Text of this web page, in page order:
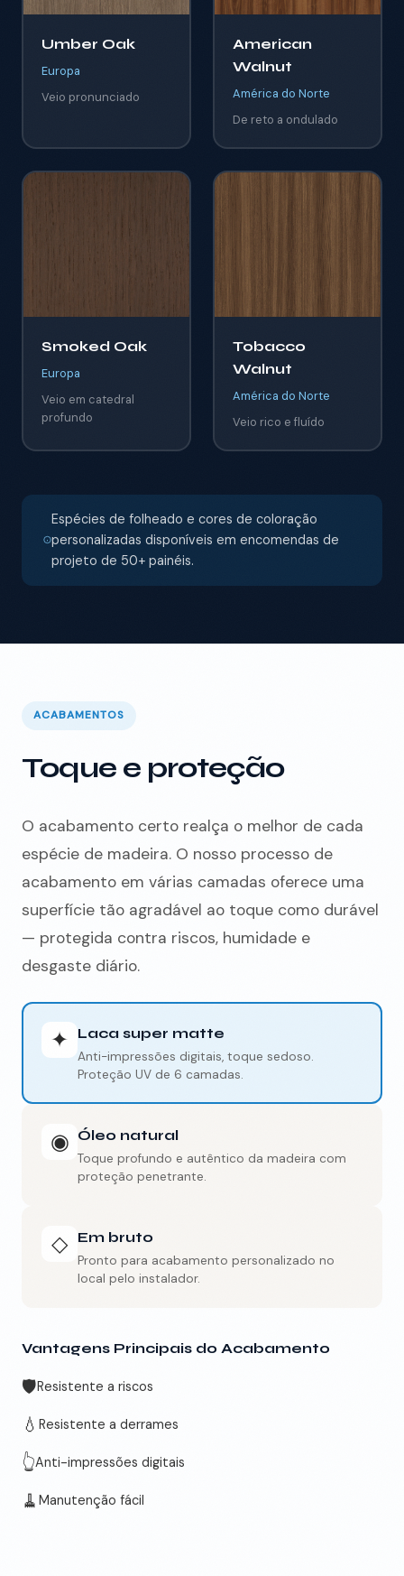
Umber Oak
Europa
Veio pronunciado
American
Walnut
América do Norte
De reto a ondulado
Smoked Oak
Europa
Veio em catedral
profundo
Tobacco
Walnut
América do Norte
Veio rico e fluído
Espécies de folheado e cores de coloração
personalizadas disponíveis em encomendas de
projeto de 50+ painéis.
ACABAMENTOS
Toque e proteção
O acabamento certo realça o melhor de cada
espécie de madeira. O nosso processo de
acabamento em várias camadas oferece uma
superfície tão agradável ao toque como durável
— protegida contra riscos, humidade e
desgaste diário.
✦ Laca super matte
Anti-impressões digitais, toque sedoso.
Proteção UV de 6 camadas.
◉ Óleo natural
Toque profundo e autêntico da madeira com
proteção penetrante.
◇ Em bruto
Pronto para acabamento personalizado no
local pelo instalador.
Vantagens Principais do Acabamento
🛡️Resistente a riscos
💧 Resistente a derrames
👆Anti-impressões digitais
🧹 Manutenção fácil